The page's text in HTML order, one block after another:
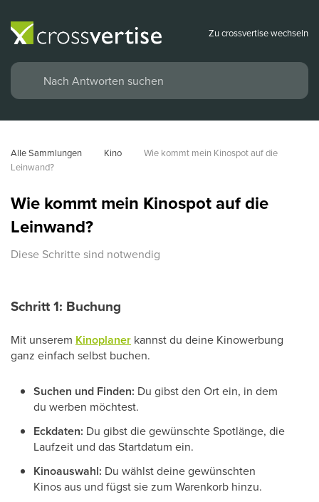
Zu crossvertise wechseln
Alle Sammlungen Kino
Wie kommt mein Kinospot auf die
Leinwand?
Wie kommt mein Kinospot auf die
Leinwand?
Diese Schritte sind notwendig
Schritt 1: Buchung
Mit unserem Kinoplaner kannst du deine Kinowerbung
ganz einfach selbst buchen.
Suchen und Finden: Du gibst den Ort ein, in dem
du werben möchtest.
Eckdaten: Du gibst die gewünschte Spotlänge, die
Laufzeit und das Startdatum ein.
Kinoauswahl: Du wählst deine gewünschten
Kinos aus und fügst sie zum Warenkorb hinzu.